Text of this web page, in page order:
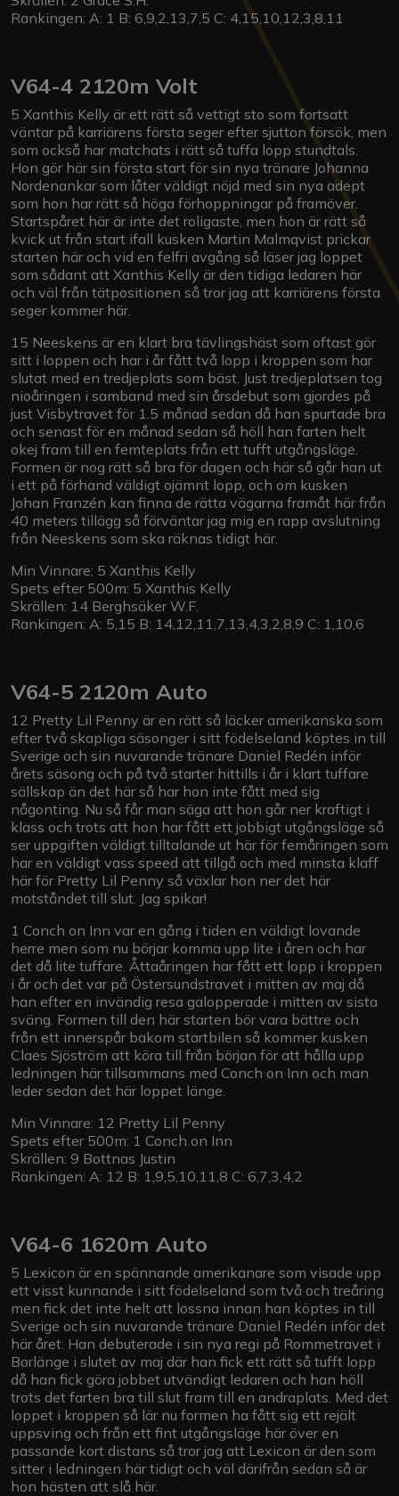
Rankingen: A: 1 B: 6,9,2,13,7,5 C: 4,15,10,12,3,8,11
V64-4 2120m Volt
5 Xanthis Kelly är ett rätt så vettigt sto som fortsatt
väntar på karriärens första seger efter sjutton försök, men
som också har matchats i rätt så tuffa lopp stundtals.
Hon gör här sin första start för sin nya tränare Johanna
Nordenankar som låter väldigt nöjd med sin nya adept
som hon har rätt så höga förhoppningar på framöver.
Startspåret här är inte det roligaste, men hon är rätt så
kvick ut från start ifall kusken Martin Malmqvist prickar
starten här och vid en felfri avgång så läser jag loppet
som sådant att Xanthis Kelly är den tidiga ledaren här
och väl från tätpositionen så tror jag att karriärens första
seger kommer här.
15 Neeskens är en klart bra tävlingshäst som oftast gör
sitt i loppen och har i år fått två lopp i kroppen som har
slutat med en tredjeplats som bäst. Just tredjeplatsen tog
nioåringen i samband med sin årsdebut som gjordes på
just Visbytravet för 1.5 månad sedan då han spurtade bra
och senast för en månad sedan så höll han farten helt
okej fram till en femteplats från ett tufft utgångsläge.
Formen är nog rätt så bra för dagen och här så går han ut
i ett på förhand väldigt ojämnt lopp, och om kusken
Johan Franzén kan finna de rätta vägarna framåt här från
40 meters tillägg så förväntar jag mig en rapp avslutning
från Neeskens som ska räknas tidigt här.
Min Vinnare: 5 Xanthis Kelly
Spets efter 500m: 5 Xanthis Kelly
Skrällen: 14 Berghsäker W.F.
Rankingen: A: 5,15 B: 14,12,11,7,13,4,3,2,8,9 C: 1,10,6
V64-5 2120m Auto
12 Pretty Lil Penny är en rätt så läcker amerikanska som
efter två skapliga säsonger i sitt födelseland köptes in till
Sverige och sin nuvarande tränare Daniel Redén inför
årets säsong och på två starter hittills i år i klart tuffare
sällskap än det här så har hon inte fått med sig
någonting. Nu så får man säga att hon går ner kraftigt i
klass och trots att hon har fått ett jobbigt utgångsläge så
ser uppgiften väldigt tilltalande ut här för femåringen som
har en väldigt vass speed att tillgå och med minsta klaff
här för Pretty Lil Penny så växlar hon ner det här
motståndet till slut. Jag spikar!
1 Conch on Inn var en gång i tiden en väldigt lovande
herre men som nu börjar komma upp lite i åren och har
det då lite tuffare. Åttaåringen har fått ett lopp i kroppen
i år och det var på Östersundstravet i mitten av maj då
han efter en invändig resa galopperade i mitten av sista
sväng. Formen till den här starten bör vara bättre och
från ett innerspår bakom startbilen så kommer kusken
Claes Sjöström att köra till från början för att hålla upp
ledningen här tillsammans med Conch on Inn och man
leder sedan det här loppet länge.
Min Vinnare: 12 Pretty Lil Penny
Spets efter 500m: 1 Conch on Inn
Skrällen: 9 Bottnas Justin
Rankingen: A: 12 B: 1,9,5,10,11,8 C: 6,7,3,4,2
V64-6 1620m Auto
5 Lexicon är en spännande amerikanare som visade upp
ett visst kunnande i sitt födelseland som två och treåring
men fick det inte helt att lossna innan han köptes in till
Sverige och sin nuvarande tränare Daniel Redén inför det
här året. Han debuterade i sin nya regi på Rommetravet i
Borlänge i slutet av maj där han fick ett rätt så tufft lopp
då han fick göra jobbet utvändigt ledaren och han höll
trots det farten bra till slut fram till en andraplats. Med det
loppet i kroppen så lär nu formen ha fått sig ett rejält
uppsving och från ett fint utgångsläge här över en
passande kort distans så tror jag att Lexicon är den som
sitter i ledningen här tidigt och väl därifrån sedan så är
hon hästen att slå här.